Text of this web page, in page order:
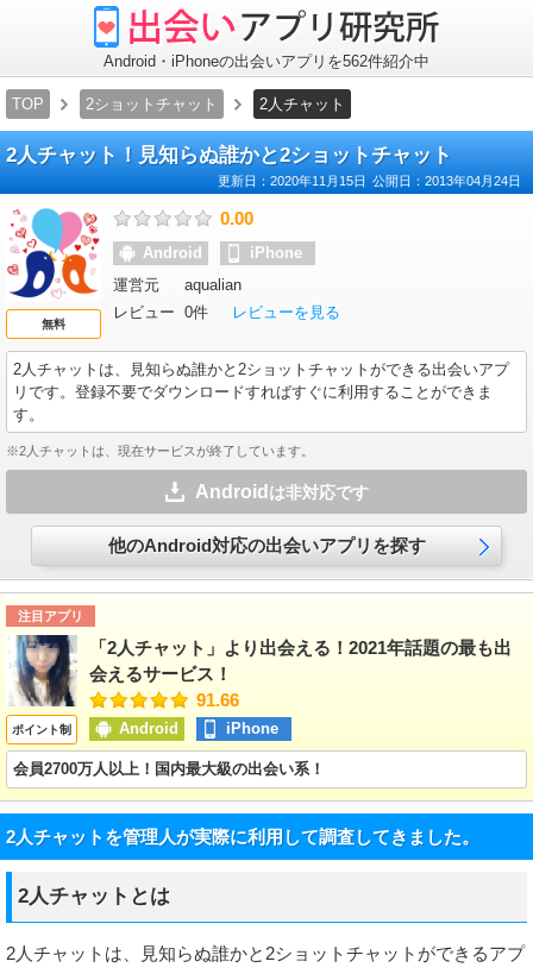
出
い
ア
プ
リ
研
究
Android・iPhoneの出会いアプリを562件紹介中
TOP 2ショットチャット 2人チャット
2人チャット！見知らぬ誰かと2ショットチャット
更新日： 2020年11月15日 公開日： 2013年04月24日
無料
0.00
Android
iPhone
運営元
aqualian
レビュー 0件 レビューを見る
2人チャット は、見知らぬ誰かと2ショットチャットができる出会いアプ
リです。登録不要でダウンロードすればすぐに利用することができま
す。
※2人チャットは、現在サービスが終了しています。
Android は非対応です
他のAndroid対応の出会いアプリを探す
注目アプリ
ポイント制
「2人チャット」より出会える！2021年話題の最も出
会えるサービス！
91.66
Android iPhone
会員2700万人以上！国内最大級の出会い系！
2人チャットを管理人が実際に利用して調査してきました。
2人チャットとは
2人チャットは、見知らぬ誰かと2ショットチャットができるアプ